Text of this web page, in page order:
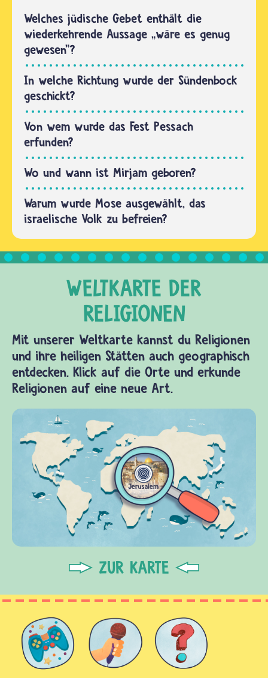
Ursprungsfest.
Mehr…
die
Israelitinnen
und
Israeliten
durch
viele
Städte
und
Gegenden.
…
Welches jüdische Gebet enthält die
wiederkehrende Aussage „wäre es genug
gewesen"?
In welche Richtung wurde der Sündenbock
geschickt?
Von wem wurde das Fest Pessach
erfunden?
Wo und wann ist Mirjam geboren?
Warum wurde Mose ausgewählt, das
israelische Volk zu befreien?
Mit unserer Weltkarte kannst du Religionen
und ihre heiligen Stätten auch geographisch
entdecken. Klick auf die Orte und erkunde
Religionen auf eine neue Art.
ZUR KARTE